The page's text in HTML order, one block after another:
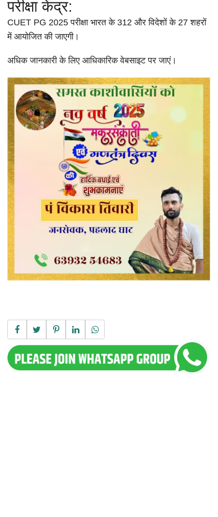
परीक्षा केंद्र:
CUET PG 2025 परीक्षा भारत के 312 और विदेशों के 27 शहरों
में आयोजित की जाएगी।
अधिक जानकारी के लिए आधिकारिक वेबसाइट पर जाएं।